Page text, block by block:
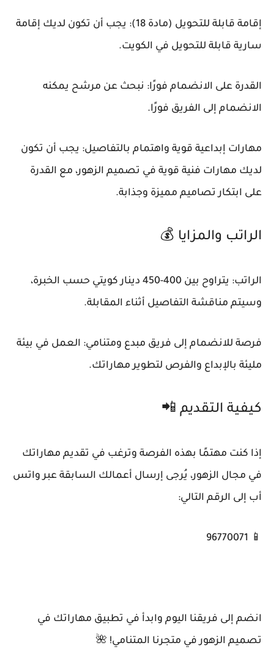
إقامة قابلة للتحويل (مادة 18): يجب أن تكون لديك إقامة
سارية قابلة للتحويل في الكويت.
القدرة على الانضمام فورًا: نبحث عن مرشح يمكنه
الانضمام إلى الفريق فورًا.
مهارات إبداعية قوية واهتمام بالتفاصيل: يجب أن تكون
لديك مهارات فنية قوية في تصميم الزهور، مع القدرة
على ابتكار تصاميم مميزة وجذابة.
الراتب والمزايا 💰
الراتب: يتراوح بين 400-450 دينار كويتي حسب الخبرة،
وسيتم مناقشة التفاصيل أثناء المقابلة.
فرصة للانضمام إلى فريق مبدع ومتنامي: العمل في بيئة
مليئة بالإبداع والفرص لتطوير مهاراتك.
كيفية التقديم 📲
إذا كنت مهتمًا بهذه الفرصة وترغب في تقديم مهاراتك
في مجال الزهور، يُرجى إرسال أعمالك السابقة عبر واتس
أب إلى الرقم التالي:
📱 96770071
انضم إلى فريقنا اليوم وابدأ في تطبيق مهاراتك في
تصميم الزهور في متجرنا المتنامي! 🌺